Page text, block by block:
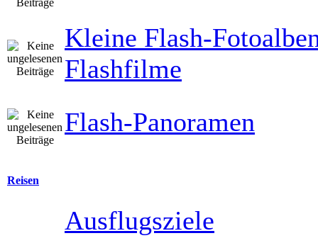
Kleine Flash-
Flashfilme
Flash-Panoramen
Reisen
Ausflugsziele